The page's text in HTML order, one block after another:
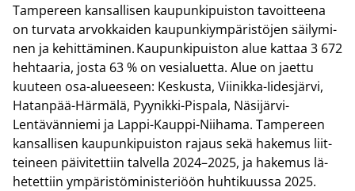
Tam­pe­reen kan­sal­li­sen kau­pun­ki­puis­ton ta­voit­tee­na
on tur­va­ta ar­vok­kai­den kau­pun­kiym­pä­ris­tö­jen säi­ly­mi­
nen ja ke­hit­tä­mi­nen. Kau­pun­ki­puis­ton alue kat­taa 3 672
heh­taa­ria, josta 63 % on ve­sia­luet­ta. Alue on jaet­tu
kuu­teen osa-​alueeseen: Kes­kus­ta, Viinikka-​Iidesjärvi,
Hatanpää-​Härmälä, Pyynikki-​Pispala, Näsijärvi-​
Lentävänniemi ja Lappi-​Kauppi-Niihama. Tam­pe­reen
kan­sal­li­sen kau­pun­ki­puis­ton ra­jaus sekä ha­ke­mus liit­
tei­neen päi­vi­tet­tiin tal­vel­la 2024–2025, ja ha­ke­mus lä­
he­tet­tiin ym­pä­ris­tö­mi­nis­te­ri­öön huh­ti­kuus­sa 2025.